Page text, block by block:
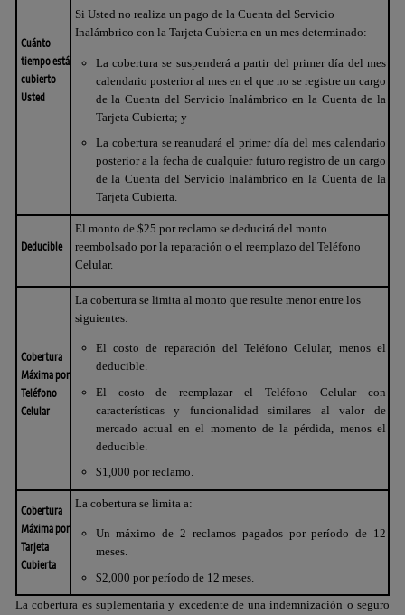
Cuánto
tiempo está
cubierto
Usted
Si Usted no realiza un pago de la Cuenta del Servicio
Inalámbrico con la Tarjeta Cubierta en un mes determinado:
La cobertura se suspenderá a partir del primer día del mes
calendario posterior al mes en el que no se registre un cargo
de la Cuenta del Servicio Inalámbrico en la Cuenta de la
Tarjeta Cubierta; y
La cobertura se reanudará el primer día del mes calendario
posterior a la fecha de cualquier futuro registro de un cargo
de la Cuenta del Servicio Inalámbrico en la Cuenta de la
Tarjeta Cubierta.
Deducible
El monto de $25 por reclamo se deducirá del monto
reembolsado por la reparación o el reemplazo del Teléfono
Celular.
Cobertura
Máxima por
Teléfono
Celular
La cobertura se limita al monto que resulte menor entre los
siguientes:
El costo de reparación del Teléfono Celular, menos el
deducible.
El costo de reemplazar el Teléfono Celular con
características y funcionalidad similares al valor de
mercado actual en el momento de la pérdida, menos el
deducible.
$1,000 por reclamo.
Cobertura
Máxima por
Tarjeta
Cubierta
La cobertura se limita a:
Un máximo de 2 reclamos pagados por período de 12
meses.
$2,000 por período de 12 meses.
La cobertura es suplementaria y excedente de una indemnización o seguro